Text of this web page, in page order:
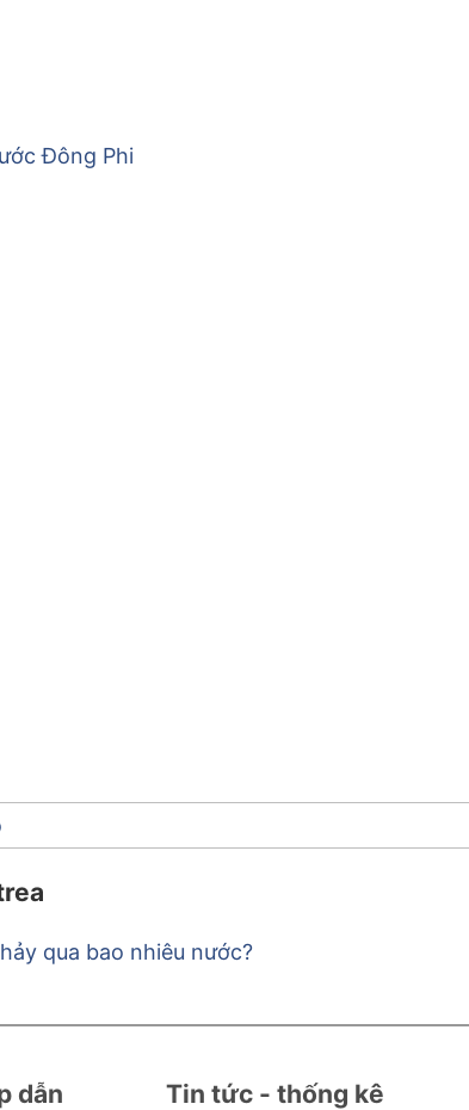
Đông Phi
qua bao nhiêu nước?
dẫn Tin tức - thống kê